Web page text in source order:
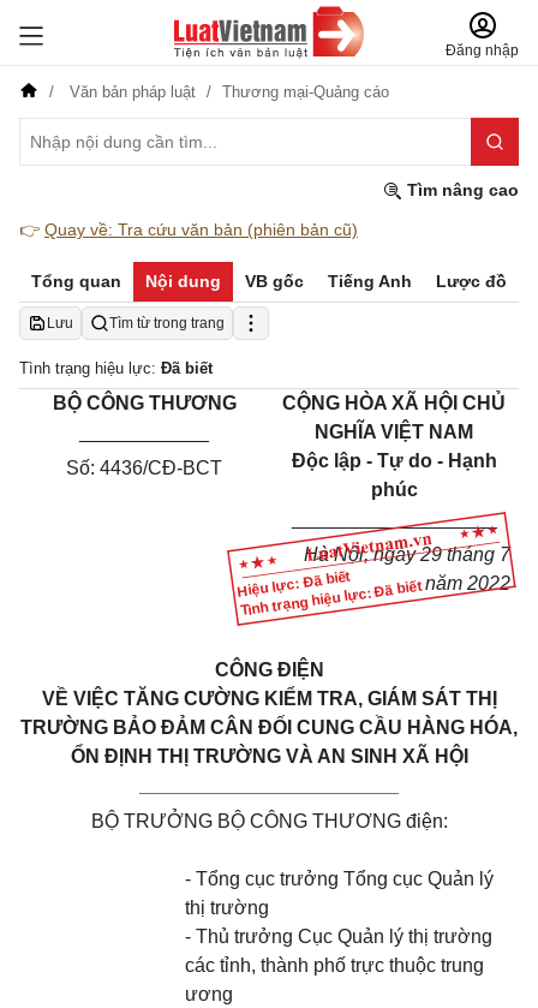
Đăng nhập
Văn bản pháp luật Thương mại-Quảng cáo
Tìm nâng cao
👉 Quay về: Tra cứu văn bản (phiên bản cũ)
Tổng quan Nội dung VB gốc Tiếng Anh Lược đồ
Lưu Tìm từ trong trang
Tình trạng hiệu lực: Đã biết
Hiệu lực: Đã biết
Tình trạng hiệu lực: Đã biết
BỘ CÔNG THƯƠNG
Số: 4436/CĐ-BCT
CỘNG HÒA XÃ HỘI CHỦ
NGHĨA VIỆT NAM
Độc lập - Tự do - Hạnh
phúc
___________________
Hà Nội, ngày 29 tháng 7
năm 2022
CÔNG ĐIỆN
VỀ VIỆC TĂNG CƯỜNG KIỂM TRA, GIÁM SÁT THỊ
TRƯỜNG BẢO ĐẢM CÂN ĐỐI CUNG CẦU HÀNG HÓA,
ỔN ĐỊNH THỊ TRƯỜNG VÀ AN SINH XÃ HỘI
BỘ TRƯỞNG BỘ CÔNG THƯƠNG điện:
- Tổng cục trưởng Tổng cục Quản lý
thị trường
- Thủ trưởng Cục Quản lý thị trường
các tỉnh, thành phố trực thuộc trung
ương